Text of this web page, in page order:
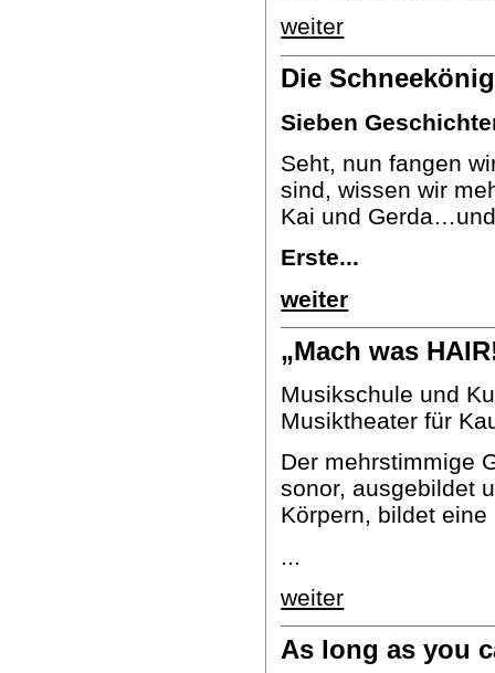
weiter
Die
Sieben
Seht, nun fangen
sind, wissen wir
Kai und
Erste...
weiter
„Mach was
Musikschule und
Musiktheater für
Der mehrstimmige
sonor, ausgebildet
Körpern, bildet
...
weiter
As long as you